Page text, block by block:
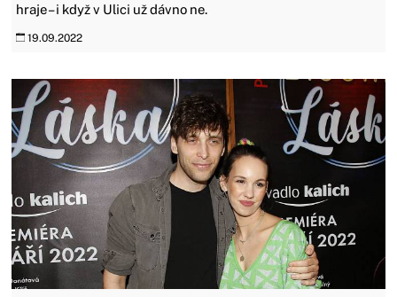
hraje – i když v Ulici už dávno ne.
19.09.2022